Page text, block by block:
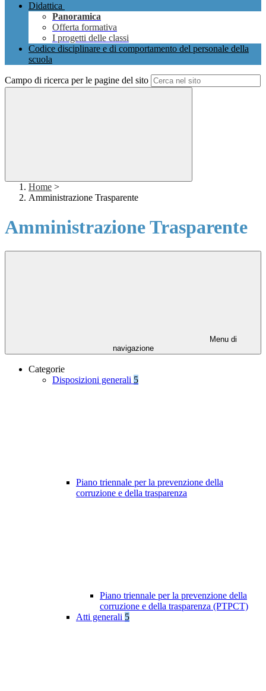
Didattica
Panoramica
Offerta formativa
I progetti delle classi
Codice disciplinare e di comportamento del personale della
scuola
Campo di ricerca per le pagine del sito
Home >
Amministrazione Trasparente
Amministrazione Trasparente
Menu di
navigazione
Categorie
Disposizioni generali 5
Piano triennale per la prevenzione della
corruzione e della trasparenza
Piano triennale per la prevenzione della
corruzione e della trasparenza (PTPCT)
Atti generali 5